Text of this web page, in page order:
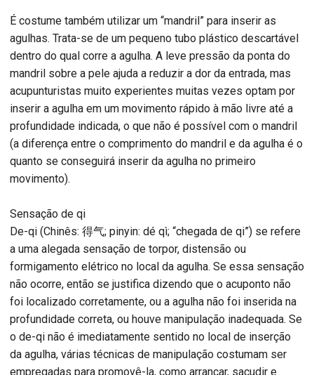
É costume também utilizar um “mandril” para inserir as
agulhas. Trata-se de um pequeno tubo plástico descartável
dentro do qual corre a agulha. A leve pressão da ponta do
mandril sobre a pele ajuda a reduzir a dor da entrada, mas
acupunturistas muito experientes muitas vezes optam por
inserir a agulha em um movimento rápido à mão livre até a
profundidade indicada, o que não é possível com o mandril
(a diferença entre o comprimento do mandril e da agulha é o
quanto se conseguirá inserir da agulha no primeiro
movimento).
Sensação de qi
De-qi (Chinês: 得气; pinyin: dé qì; “chegada de qi”) se refere
a uma alegada sensação de torpor, distensão ou
formigamento elétrico no local da agulha. Se essa sensação
não ocorre, então se justifica dizendo que o acuponto não
foi localizado corretamente, ou a agulha não foi inserida na
profundidade correta, ou houve manipulação inadequada. Se
o de-qi não é imediatamente sentido no local de inserção
da agulha, várias técnicas de manipulação costumam ser
empregadas para promovê-la, como arrancar, sacudir e